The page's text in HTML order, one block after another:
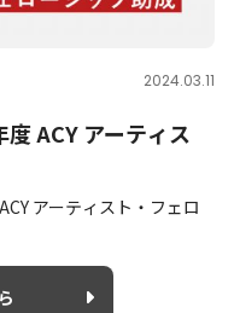
2024.03.11
ACY アーティス
アーティスト・フェロ